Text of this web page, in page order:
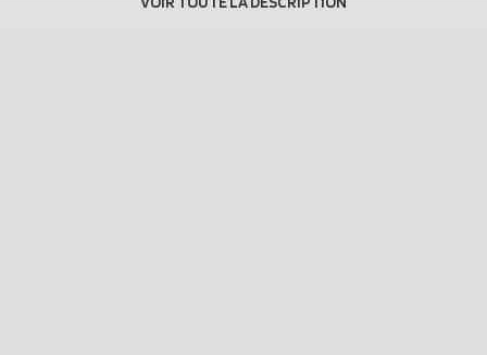
glaces particulièrement malin s’est emparé de l’un des précieux